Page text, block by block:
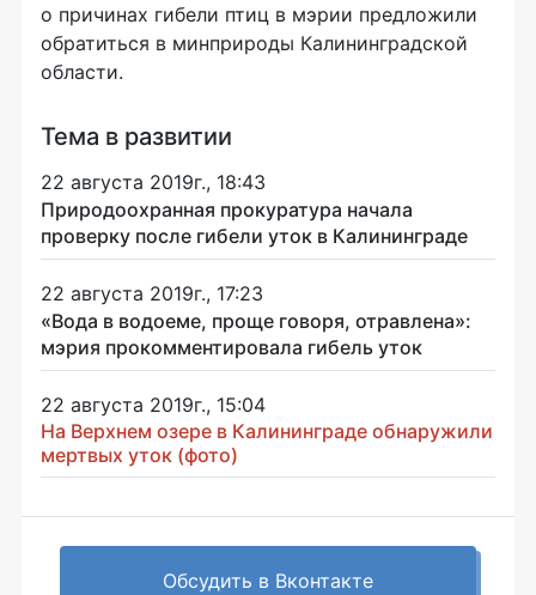
о причинах гибели птиц в мэрии предложили
обратиться в минприроды Калининградской
области.
Тема в развитии
22 августа 2019г., 18:43
Природоохранная прокуратура начала
проверку после гибели уток в Калининграде
22 августа 2019г., 17:23
«Вода в водоеме, проще говоря, отравлена»:
мэрия прокомментировала гибель уток
22 августа 2019г., 15:04
На Верхнем озере в Калининграде обнаружили
мертвых уток (фото)
Обсудить в Вконтакте